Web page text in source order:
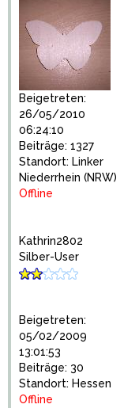
Beigetreten:
26/05/2010
06:24:10
Beiträge: 1327
Standort: Linker
Niederrhein (NRW)
Offline
Kathrin2802
Silber-User
Beigetreten:
05/02/2009
13:01:53
Beiträge: 30
Standort: Hessen
Offline